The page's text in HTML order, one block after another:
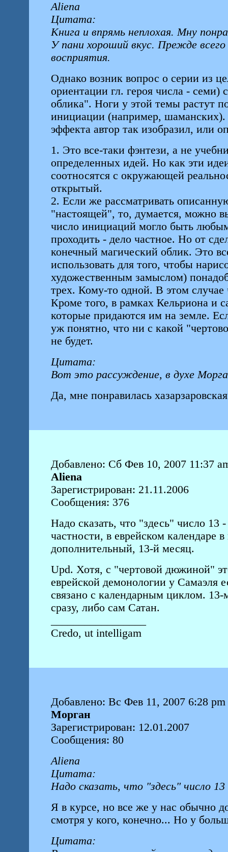
Aliena
Цитата:
Книга и впрямь неплохая. Мну
У пани хороший вкус. Прежде
восприятия.
Однако возник вопрос о серии из
ориентации гл. героя числа - семи)
облика". Ноги у этой темы растут
инициации (например,
эффекта автор так изобразил, или
1. Это все-таки фэнтези, а не
определенных идей. Но как эти
соотносятся с окружающей
открытый.
2. Если же рассматривать
"настоящей", то, думается, можно
число инициаций могло быть
проходить - дело частное. Но от
конечный магический облик. Это
использовать для того, чтобы
художественным замыслом)
трех. Кому-то одной. В этом
Кроме того, в рамках Кельриона и
которые придаются им на земле.
уж понятно, что ни с какой
не будет.
Цитата:
Вот это рассуждение, в духе
Да, мне понравилась
Добавлено: Сб Фев 10, 2007 11:37
Aliena
Зарегистрирован: 21.11.2006
Сообщения: 376
Надо сказать, что "здесь" число
частности, в еврейском календаре
дополнительный, 13-й месяц.
Upd. Хотя, с "чертовой дюжиной"
еврейской демонологии у Самаэля
связано с календарным циклом.
сразу, либо сам Сатан.
Credo, ut intelligam
Добавлено: Вс Фев 11, 2007 6:28 pm
Морган
Зарегистрирован: 12.01.2007
Сообщения: 80
Aliena
Цитата:
Надо сказать, что "здесь" число
Я в курсе, но все же у нас обычно
смотря у кого, конечно... Но у
Цитата: